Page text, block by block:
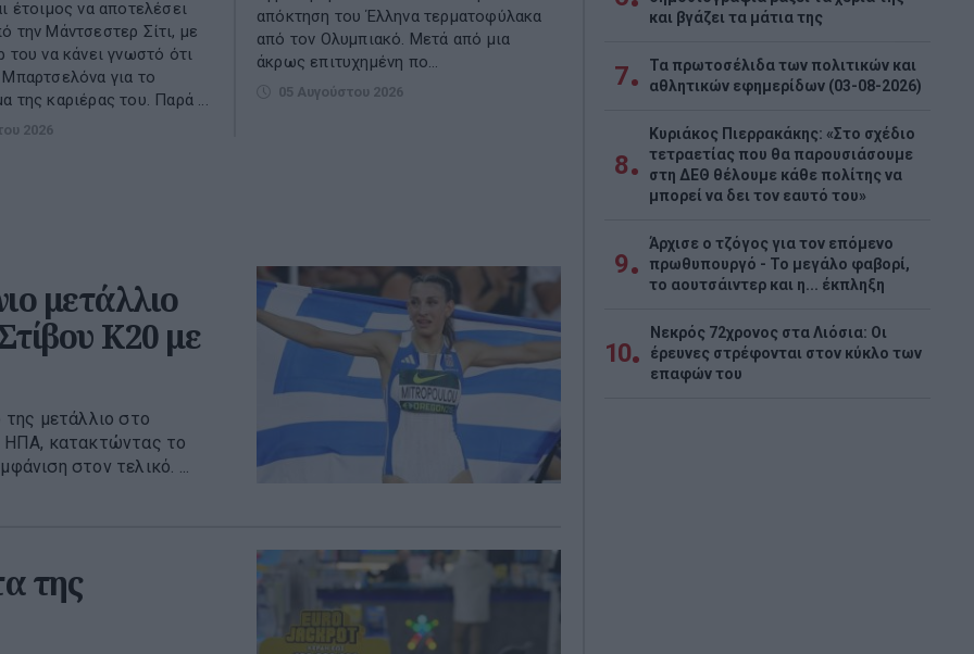
έτοιμος να αποτελέσει
την Μάντσεστερ Σίτι, με
του να κάνει γνωστό ότι
για το
της καριέρας του. Παρά ...
2026
απόκτηση του Έλληνα τερματοφύλακα
από τον Ολυμπιακό. Μετά από μια
άκρως επιτυχημένη πο...
05 Αυγούστου 2026
μετάλλιο
Κ20 με
μετάλλιο στο
ΗΠΑ, κατακτώντας το
στον τελικό. ...
της
και βγάζει τα μάτια της
7
Τα πρωτοσέλιδα των πολιτικών και
αθλητικών εφημερίδων (03-08-2026)
8
Κυριάκος Πιερρακάκης: «Στο σχέδιο
τετραετίας που θα παρουσιάσουμε
στη ΔΕΘ θέλουμε κάθε πολίτης να
μπορεί να δει τον εαυτό του»
9
Άρχισε ο τζόγος για τον επόμενο
πρωθυπουργό - Το μεγάλο φαβορί,
το αουτσάιντερ και η... έκπληξη
10
Νεκρός 72χρονος στα Λιόσια: Οι
έρευνες στρέφονται στον κύκλο των
επαφών του